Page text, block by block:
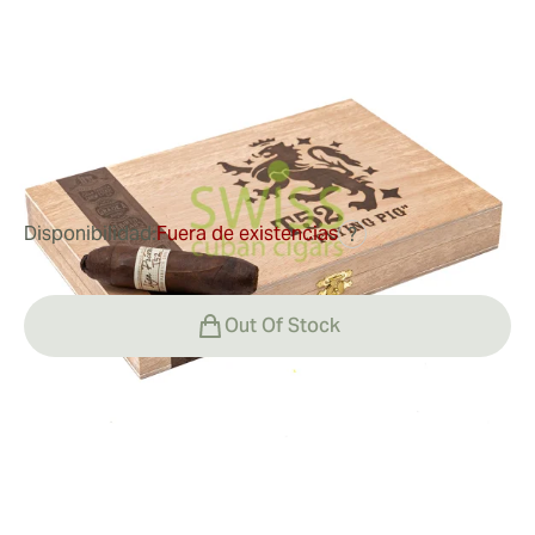
137 mm / 5.38 pulgadas
0Reseñas
Disponibilidad:Fuera de existencias ?
Out Of Stock